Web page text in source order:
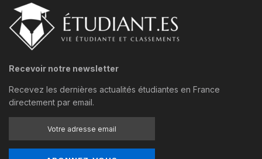
Recevoir notre newsletter
Recevez les dernières actualités étudiantes en France
directement par email.